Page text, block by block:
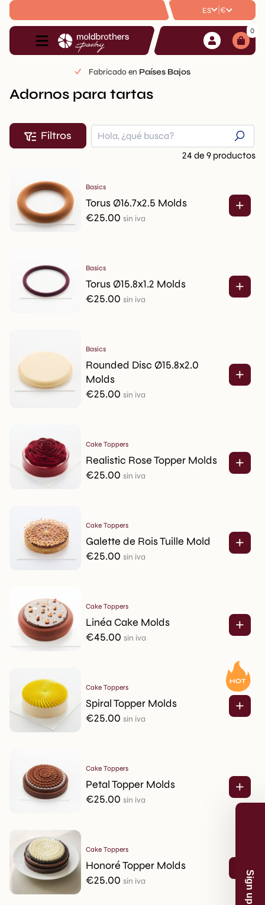
ES | €
0
Fabricado en Países Bajos
Adornos para tartas
Filtros
24 de 9 productos
Basics
Torus Ø16.7x2.5 Molds
€25.00 sin iva
Basics
Torus Ø15.8x1.2 Molds
€25.00 sin iva
Basics
Rounded Disc Ø15.8x2.0
Molds
€25.00 sin iva
Cake Toppers
Realistic Rose Topper Molds
€25.00 sin iva
Cake Toppers
Galette de Rois Tuille Mold
€25.00 sin iva
Cake Toppers
Linéa Cake Molds
€45.00 sin iva
Cake Toppers
Spiral Topper Molds
€25.00 sin iva
Cake Toppers
Petal Topper Molds
€25.00 sin iva
Cake Toppers
Honoré Topper Molds
€25.00 sin iva Sign up